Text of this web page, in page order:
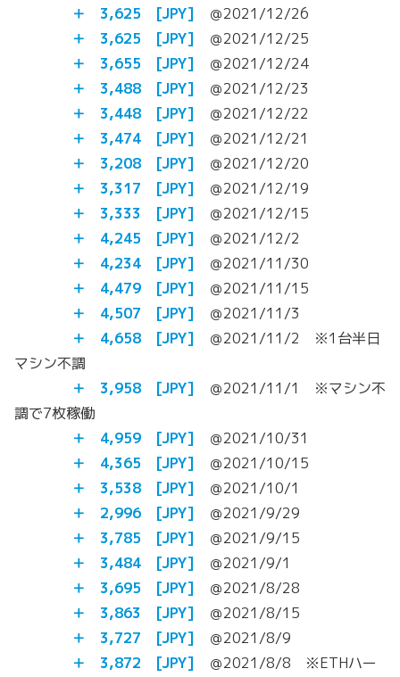
＋ 3,625 [JPY] ＠2021/12/26
＋ 3,625 [JPY] ＠2021/12/25
＋ 3,655 [JPY] ＠2021/12/24
＋ 3,488 [JPY] ＠2021/12/23
＋ 3,448 [JPY] ＠2021/12/22
＋ 3,474 [JPY] ＠2021/12/21
＋ 3,208 [JPY] ＠2021/12/20
＋ 3,317 [JPY] ＠2021/12/19
＋ 3,333 [JPY] ＠2021/12/15
＋ 4,245 [JPY] ＠2021/12/2
＋ 4,234 [JPY] ＠2021/11/30
＋ 4,479 [JPY] ＠2021/11/15
＋ 4,507 [JPY] ＠2021/11/3
＋ 4,658 [JPY] ＠2021/11/2 ※1台半日
マシン不調
＋ 3,958 [JPY] ＠2021/11/1 ※マシン不
調で7枚稼働
＋ 4,959 [JPY] ＠2021/10/31
＋ 4,365 [JPY] ＠2021/10/15
＋ 3,538 [JPY] ＠2021/10/1
＋ 2,996 [JPY] ＠2021/9/29
＋ 3,785
[JPY] ＠2021/9/15
＋ 3,484
[JPY] ＠2021/9/1
＋ 3,695
[JPY] ＠2021/8/28
＋ 3,863 [JPY] ＠2021/8/15
＋ 3,727 [JPY] ＠2021/8/9
＋ 3,872 [JPY] ＠2021/8/8 ※ETHハー